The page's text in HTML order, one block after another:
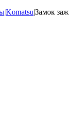
|Komatsu|Замок